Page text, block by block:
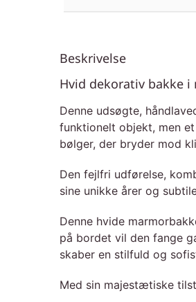
Beskrivelse
Hvid dekorativ bakke i
Denne udsøgte,
funktionelt objekt, men
bølger, der bryder mod
Den fejlfri udførelse,
sine unikke årer og
Denne hvide
på bordet vil den fange
skaber en stilfuld og
Med sin majestætiske